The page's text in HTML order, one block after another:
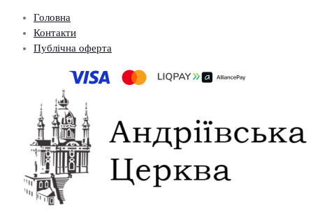
Головна
Контакти
Публічна оферта